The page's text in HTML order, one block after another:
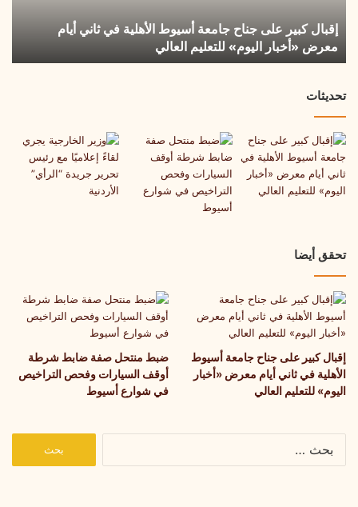
ثاني
أيام
معرض
اليوم»
العالي
إقبال كبير على جناح جامعة أسيوط الأهلية في ثاني أيام
معرض «أخبار اليوم» للتعليم العالي
تحديثات
تحقق أيضا
إقبال كبير على جناح جامعة أسيوط
الأهلية في ثاني أيام معرض «أخبار
اليوم» للتعليم العالي
ضبط منتحل صفة ضابط شرطة
أوقف السيارات وفحص التراخيص
في شوارع أسيوط